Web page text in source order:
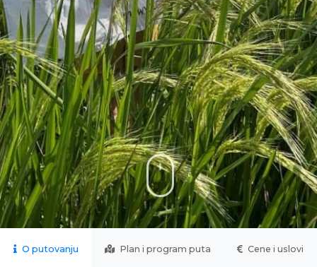
O putovanju Plan i program puta Cene i uslovi